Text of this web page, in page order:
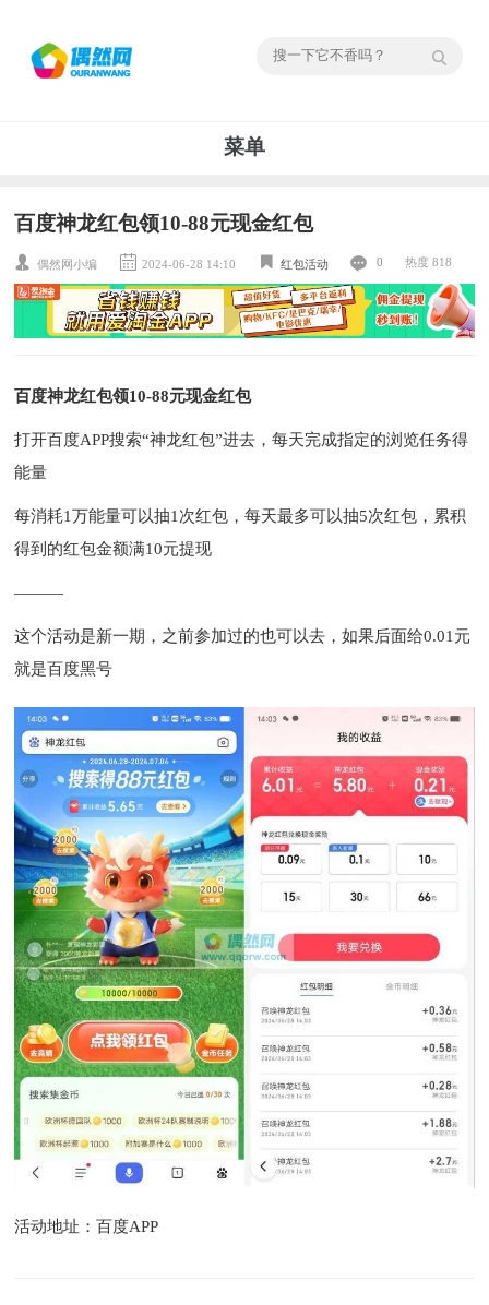
菜单
百度神龙红包领10-88元现金红包
偶然网小编 2024-06-28 14:10 红包活动 0 热度 818
百度神龙红包领10-88元现金红包
打开百度APP搜索“神龙红包”进去，每天完成指定的浏览任务得
能量
每消耗1万能量可以抽1次红包，每天最多可以抽5次红包，累积
得到的红包金额满10元提现
———
这个活动是新一期，之前参加过的也可以去，如果后面给0.01元
就是百度黑号
活动地址：百度APP